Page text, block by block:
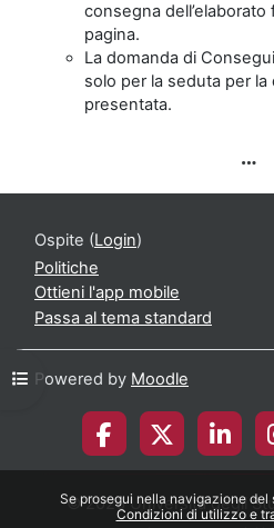
Se prosegui nella navigazione
Condizioni di utilizzo e
Apri indice del corso
consegna
pagina.
La domanda di
solo per la seduta per la
presentata.
Ospite (Login)
Politiche
Ottieni l'app mobile
Passa al tema standard
Powered by Moodle
© 2026 Università degli